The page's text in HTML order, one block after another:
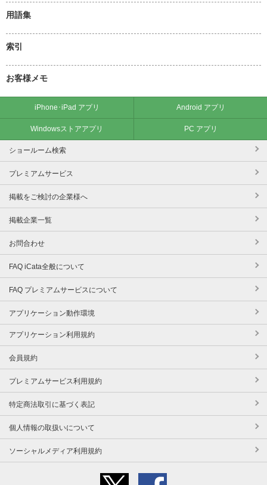
用語集
索引
お客様メモ
iPhone･iPad アプリ Android アプリ
Windowsストアアプリ PC アプリ
ショールーム検索
プレミアムサービス
掲載をご検討の企業様へ
掲載企業一覧
お問合わせ
FAQ iCata全般について
FAQ プレミアムサービスについて
アプリケーション動作環境
アプリケーション利用規約
会員規約
プレミアムサービス利用規約
特定商法取引に基づく表記
個人情報の取扱いについて
ソーシャルメディア利用規約